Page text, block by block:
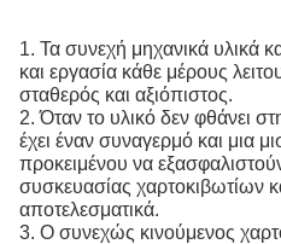
1. Τα συνεχή μηχανικά υλικά
και εργασία κάθε μέρους
σταθερός και αξιόπιστος.
2. Όταν το υλικό δεν φθάνει
έχει έναν συναγερμό και μια
προκειμένου να
συσκευασίας χαρτοκιβωτίων
αποτελεσματικά.
3. Ο συνεχώς κινούμενος